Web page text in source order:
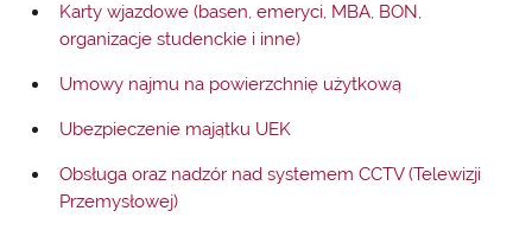
Karty wjazdowe (basen, emeryci, MBA, BON,
organizacje studenckie i inne)
Umowy najmu na powierzchnię użytkową
Ubezpieczenie majątku UEK
Obsługa oraz nadzór nad systemem CCTV (Telewizji
Przemysłowej)